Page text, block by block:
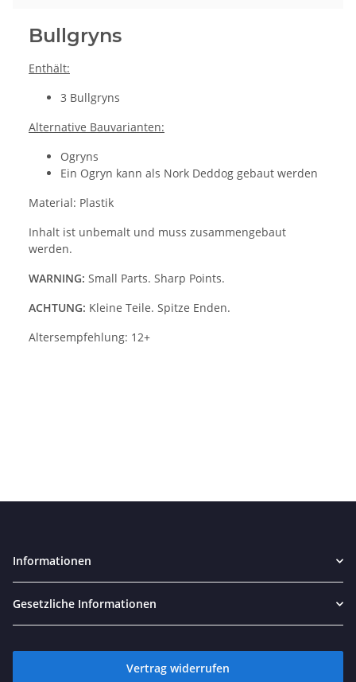
Bullgryns
Enthält:
3 Bullgryns
Alternative Bauvarianten:
Ogryns
Ein Ogryn kann als Nork Deddog gebaut werden
Material: Plastik
Inhalt ist unbemalt und muss zusammengebaut
werden.
WARNING: Small Parts. Sharp Points.
ACHTUNG: Kleine Teile. Spitze Enden.
Altersempfehlung: 12+
Informationen
Gesetzliche Informationen
Vertrag widerrufen